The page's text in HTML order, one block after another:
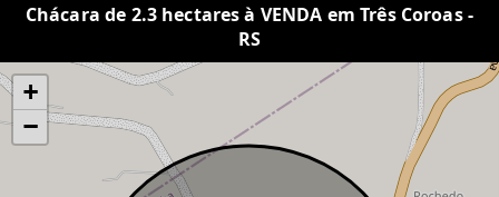
Chácara de 2.3 hectares à VENDA em Três Coroas -
RS
+
−